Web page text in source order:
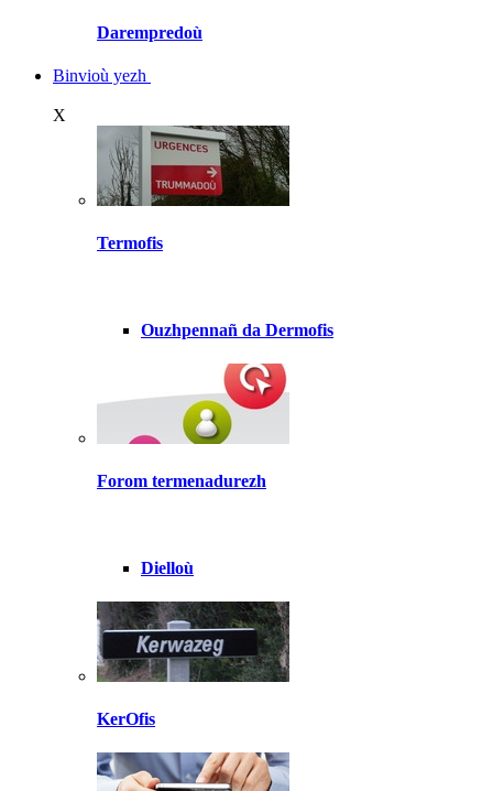
Darempredoù
Binvioù yezh
X
Termofis
Ouzhpennañ da Dermofis
Forom termenadurezh
Dielloù
KerOfis